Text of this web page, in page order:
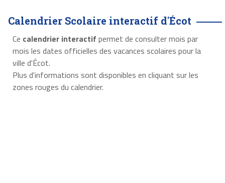
Calendrier Scolaire interactif d'Écot
Ce calendrier interactif permet de consulter mois par
mois les dates officielles des vacances scolaires pour la
ville d'Écot.
Plus d'informations sont disponibles en cliquant sur les
zones rouges du calendrier.